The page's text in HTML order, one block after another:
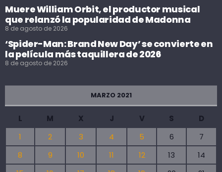
Muere William Orbit, el productor musical
que relanzó la popularidad de Madonna
8 de agosto de 2026
‘Spider-Man: Brand New Day’ se convierte en
la película más taquillera de 2026
8 de agosto de 2026
MARZO 2021
L M X J V S
D
1
2 3 4 5 6
7
8
9 10 11 12 13
14